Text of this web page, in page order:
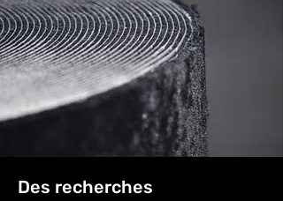
Des recherches